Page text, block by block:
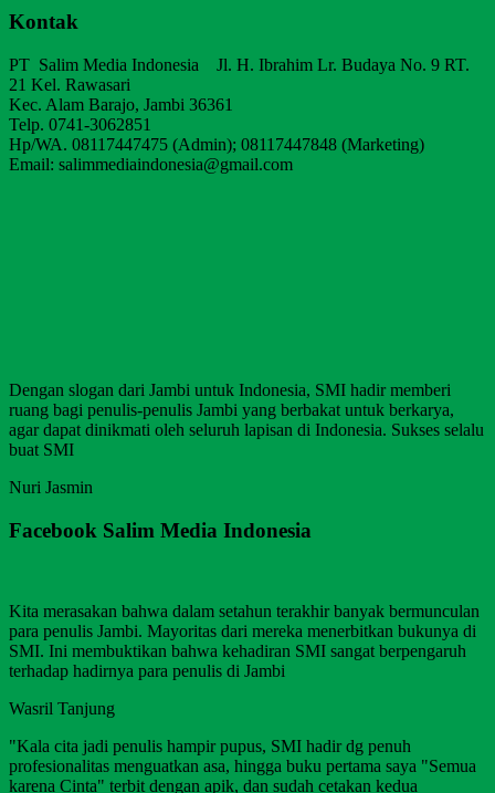
Kontak
PT Salim Media Indonesia Jl. H. Ibrahim Lr. Budaya No. 9 RT.
21 Kel. Rawasari
Kec. Alam Barajo, Jambi 36361
Telp. 0741-3062851
Hp/WA. 08117447475 (Admin); 08117447848 (Marketing)
Email: salimmediaindonesia@gmail.com
Dengan slogan dari Jambi untuk Indonesia, SMI hadir memberi
ruang bagi penulis-penulis Jambi yang berbakat untuk berkarya,
agar dapat dinikmati oleh seluruh lapisan di Indonesia. Sukses selalu
buat SMI
Nuri Jasmin
Facebook Salim Media Indonesia
Kita merasakan bahwa dalam setahun terakhir banyak bermunculan
para penulis Jambi. Mayoritas dari mereka menerbitkan bukunya di
SMI. Ini membuktikan bahwa kehadiran SMI sangat berpengaruh
terhadap hadirnya para penulis di Jambi
Wasril Tanjung
"Kala cita jadi penulis hampir pupus, SMI hadir dg penuh
profesionalitas menguatkan asa, hingga buku pertama saya "Semua
karena Cinta" terbit dengan apik, dan sudah cetakan kedua